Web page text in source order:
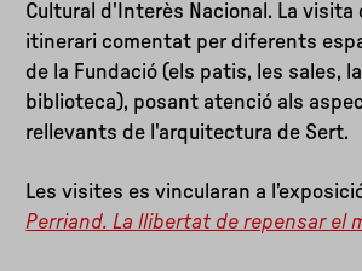
Cultural d'Interès Nacional. La visita
itinerari comentat per diferents
de la Fundació (els patis, les sales,
biblioteca), posant atenció als
rellevants de l'arquitectura de Sert.
Les visites es vincularan a
Perriand. La llibertat de repensar el